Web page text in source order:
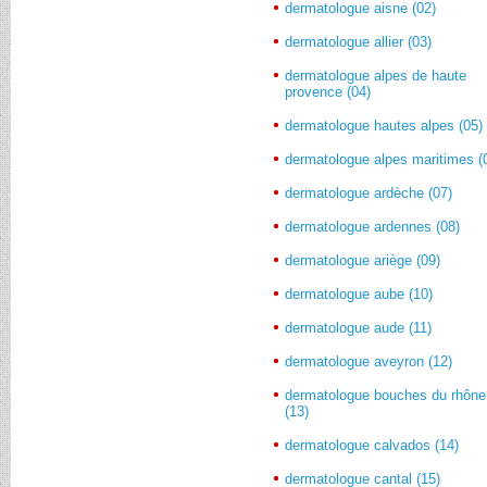
dermatologue aisne (02)
dermatologue allier (03)
dermatologue alpes de haute
provence (04)
dermatologue hautes alpes (05)
dermatologue alpes maritimes
dermatologue ardèche (07)
dermatologue ardennes (08)
dermatologue ariège (09)
dermatologue aube (10)
dermatologue aude (11)
dermatologue aveyron (12)
dermatologue bouches du rhône
(13)
dermatologue calvados (14)
dermatologue cantal (15)